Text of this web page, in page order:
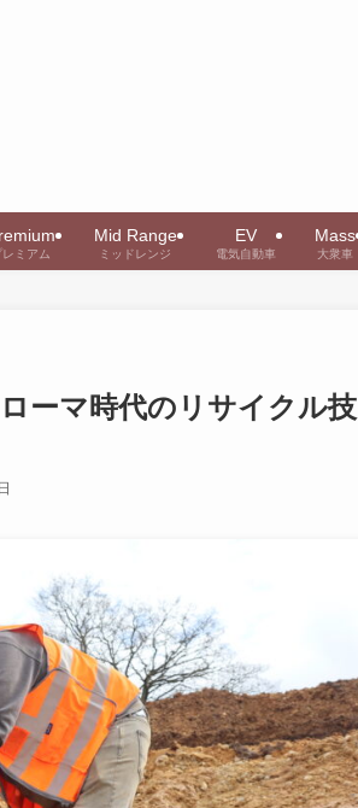
レミアム
Mid Range
ミッドレンジ
EV
電気自動車
Mass
大衆車
ーマ時代のリサイクル技